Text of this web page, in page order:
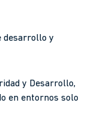
desarrollo y
y Desarrollo,
en entornos solo